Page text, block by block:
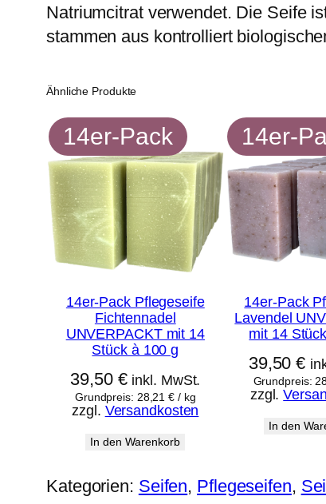
Natriumcitrat verwendet. Die Seife
stammen aus kontrolliert
Ähnliche Produkte
14er-Pack
14er-Pack Pflegeseife
Fichtennadel
UNVERPACKT mit 14
Stück à 100 g
39,50 € inkl. MwSt.
Grundpreis: 28,21€ / kg
zzgl. Versandkosten
In den Warenkorb
14er-
14er-Pack
Lavendel
mit 14
39,50€
Grundpreis:
zzgl.
In den
Kategorien: Seifen, Pflegeseifen,